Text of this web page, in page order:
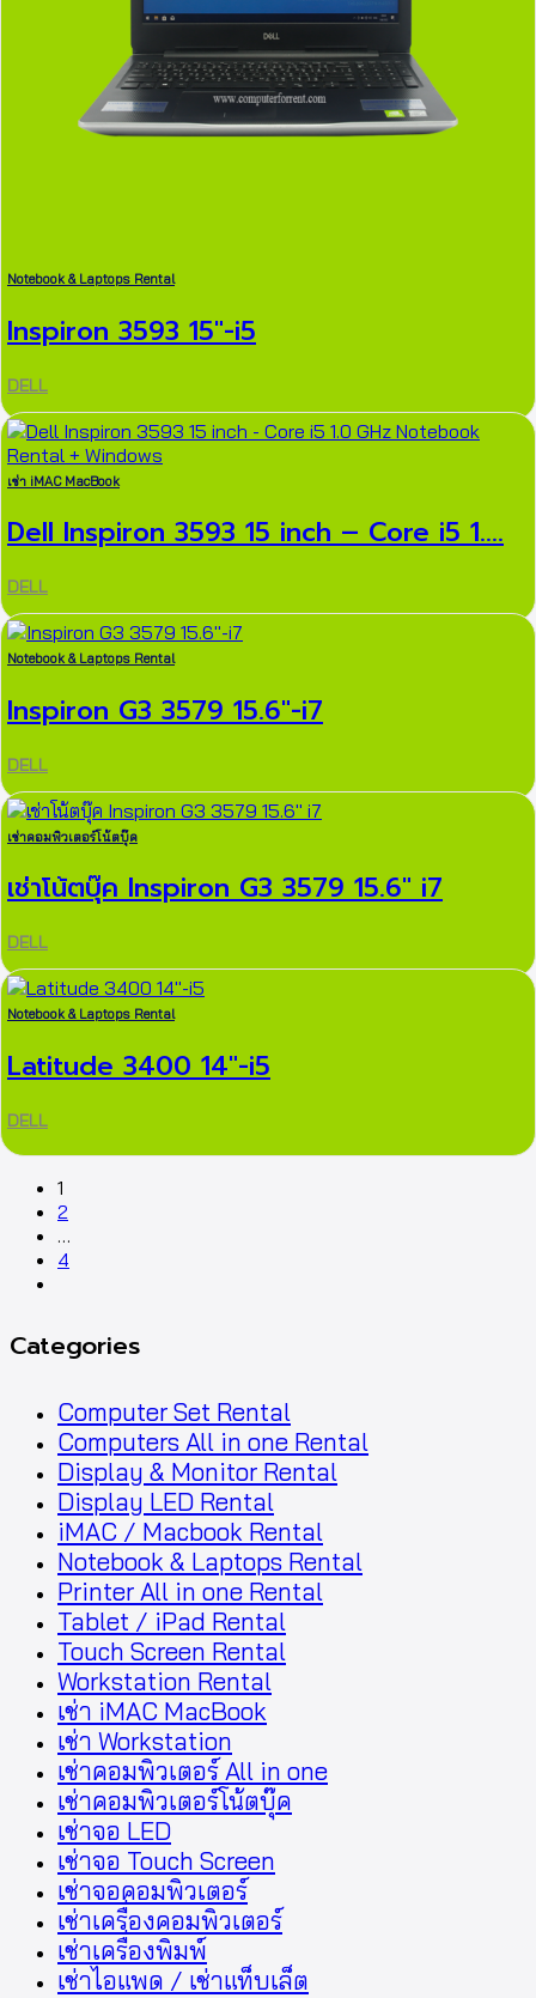
Notebook & Laptops Rental
Inspiron 3593 15″-i5
DELL
เช่า iMAC MacBook
Dell Inspiron 3593 15 inch – Core i5 1....
DELL
Notebook & Laptops Rental
Inspiron G3 3579 15.6″-i7
DELL
เช่าคอมพิวเตอร์โน้ตบุ๊ค
เช่าโน้ตบุ๊ค Inspiron G3 3579 15.6″ i7
DELL
Notebook & Laptops Rental
Latitude 3400 14″-i5
DELL
1
2
…
4
Categories
Computer Set Rental
Computers All in one Rental
Display & Monitor Rental
Display LED Rental
iMAC / Macbook Rental
Notebook & Laptops Rental
Printer All in one Rental
Tablet / iPad Rental
Touch Screen Rental
Workstation Rental
เช่า iMAC MacBook
เช่า Workstation
เช่าคอมพิวเตอร์ All in one
เช่าคอมพิวเตอร์โน้ตบุ๊ค
เช่าจอ LED
เช่าจอ Touch Screen
เช่าจอคอมพิวเตอร์
เช่าเครื่องคอมพิวเตอร์
เช่าเครื่องพิมพ์
เช่าไอแพด / เช่าแท็บเล็ต